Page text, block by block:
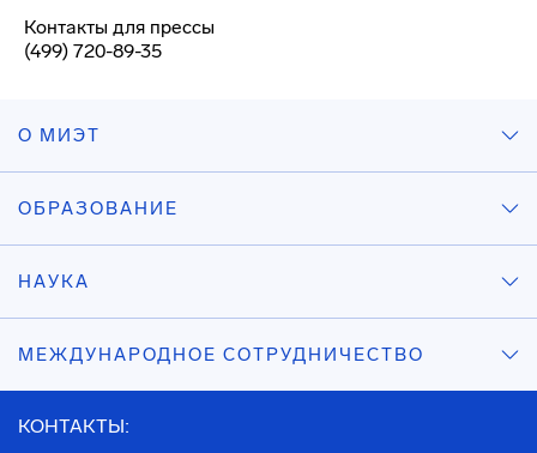
Контакты для прессы
(499) 720-89-35
О МИЭТ
ОБРАЗОВАНИЕ
НАУКА
МЕЖДУНАРОДНОЕ СОТРУДНИЧЕСТВО
КОНТАКТЫ: